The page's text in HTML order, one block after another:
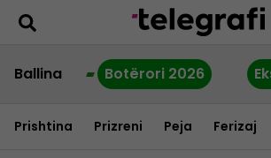
Ballina Botërori 2026
Prishtina Prizreni Peja Ferizaj